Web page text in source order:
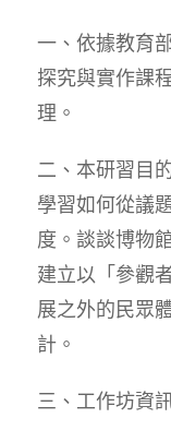
一、依據教育
探究與實作課
理。
二、本研習目
學習如何從議
度。談談博物
建立以「參觀
展之外的民眾
計。
三、工作坊資